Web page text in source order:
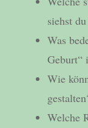
siehst
Was
Geburt“
Wie
Welche